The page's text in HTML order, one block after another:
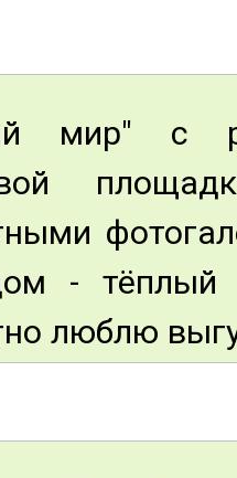
мир" с
- тёплый
люблю